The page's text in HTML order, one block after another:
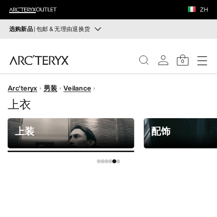
ZH
选购新品| 包邮 & 无理由退换货
运动员的需求，设计师的动力——在优化现有畅销产品的
同时，启发全新的解决方案。新款装备定期上架。
选购女士
无理由退换货
改变主意了？ 30天内购买的符合条件的商品可退换货。
开始免费退货。
0
女士
男士
鞋履
装备
VEILANCE
发现
Arc'teryx 男装 Veilance
上衣
上装 配饰